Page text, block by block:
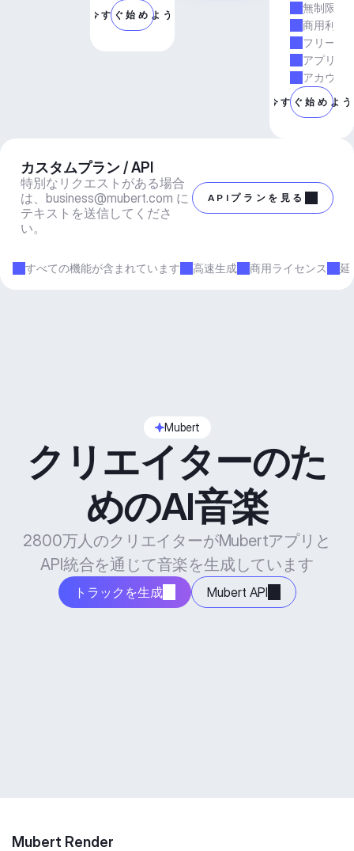
今すぐ始めよう
無制限の
商用利用
フリーラ
アプリと
アカウン
今すぐ始めよう
カスタムプラン / API
特別なリクエストがある場合
は、 business@mubert.com に
テキストを送信してくださ
い。
APIプランを見る
すべての機能が含まれています 高速生成 商用ライセンス 延
Mubert
クリエイターのた
めのAI音楽
2800万人のクリエイターがMubertアプリと
API統合を通じて音楽を生成しています
トラックを生成 Mubert API
Mubert Render